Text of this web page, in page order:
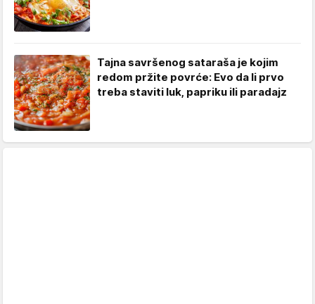
Tajna savršenog sataraša je kojim
redom pržite povrće: Evo da li prvo
treba staviti luk, papriku ili paradajz